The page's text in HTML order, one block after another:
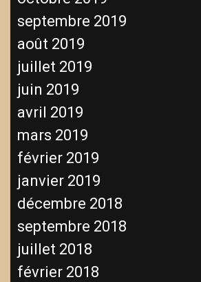
septembre 2019
août 2019
juillet 2019
juin 2019
avril 2019
mars 2019
février 2019
janvier 2019
décembre 2018
septembre 2018
juillet 2018
février 2018